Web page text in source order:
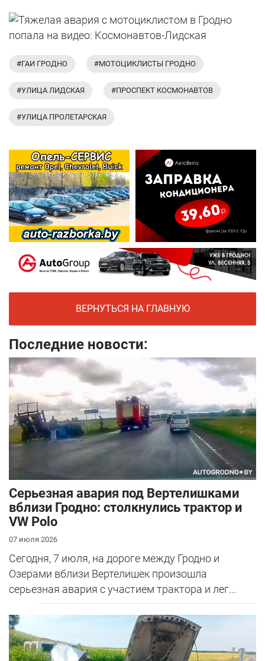
#ГАИ ГРОДНО #МОТОЦИКЛИСТЫ ГРОДНО
#УЛИЦА ЛИДСКАЯ #ПРОСПЕКТ КОСМОНАВТОВ
#УЛИЦА ПРОЛЕТАРСКАЯ
ВЕРНУТЬСЯ НА ГЛАВНУЮ
Последние новости:
Серьезная авария под Вертелишками
вблизи Гродно: столкнулись трактор и
VW Polo
07 июля 2026
Сегодня, 7 июля, на дороге между Гродно и
Озерами вблизи Вертелишек произошла
серьезная авария с участием трактора и лег...